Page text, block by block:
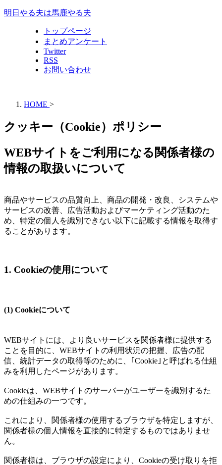
明日やる夫は馬鹿やる夫
トップページ
まとめアンケート
Twitter
RSS
お問い合わせ
HOME >
クッキー（Cookie）ポリシー
WEBサイトをご利用になる関係者様の
情報の取扱いについて
商品やサービスの品質向上、商品の開発・改良、システムや
サービスの改善、広告活動およびマーケティング活動のた
め、特定の個人を識別できない以下に記載する情報を取得す
ることがあります。
1. Cookieの使用について
(1) Cookieについて
WEBサイトには、より良いサービスを関係者様に提供する
ことを目的に、WEBサイトの利用状況の把握、広告の配
信、統計データの取得等のために、｢Cookie｣と呼ばれる仕組
みを利用したページがあります。
Cookieは、WEBサイトのサーバーがユーザーを識別するた
めの仕組みの一つです。
これにより、関係者様の使用するブラウザを特定しますが、
関係者様の個人情報を直接的に特定するものではありませ
ん。
関係者様は、ブラウザの設定により、Cookieの受け取りを拒